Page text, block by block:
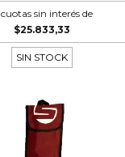
cuotas sin interés de
$25.833,33
SIN STOCK